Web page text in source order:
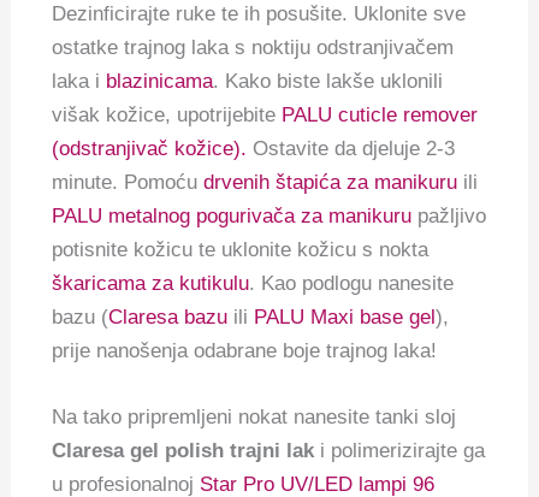
Dezinficirajte ruke te ih posušite. Uklonite sve
ostatke trajnog laka s noktiju odstranjivačem
laka i blazinicama. Kako biste lakše uklonili
višak kožice, upotrijebite PALU cuticle remover
(odstranjivač kožice). Ostavite da djeluje 2-3
minute. Pomoćudrvenih štapića za manikuru ili
PALU metalnog pogurivača za manikuru pažljivo
potisnite kožicu te uklonite kožicu s nokta
škaricama za kutikulu. Kao podlogu nanesite
bazu (Claresa bazu ili PALU Maxi base gel),
prije nanošenja odabrane boje trajnog laka!
Na tako pripremljeni nokat nanesite tanki sloj
Claresa gel polish trajni lak i polimerizirajte ga
u profesionalnoj Star Pro UV/LED lampi 96